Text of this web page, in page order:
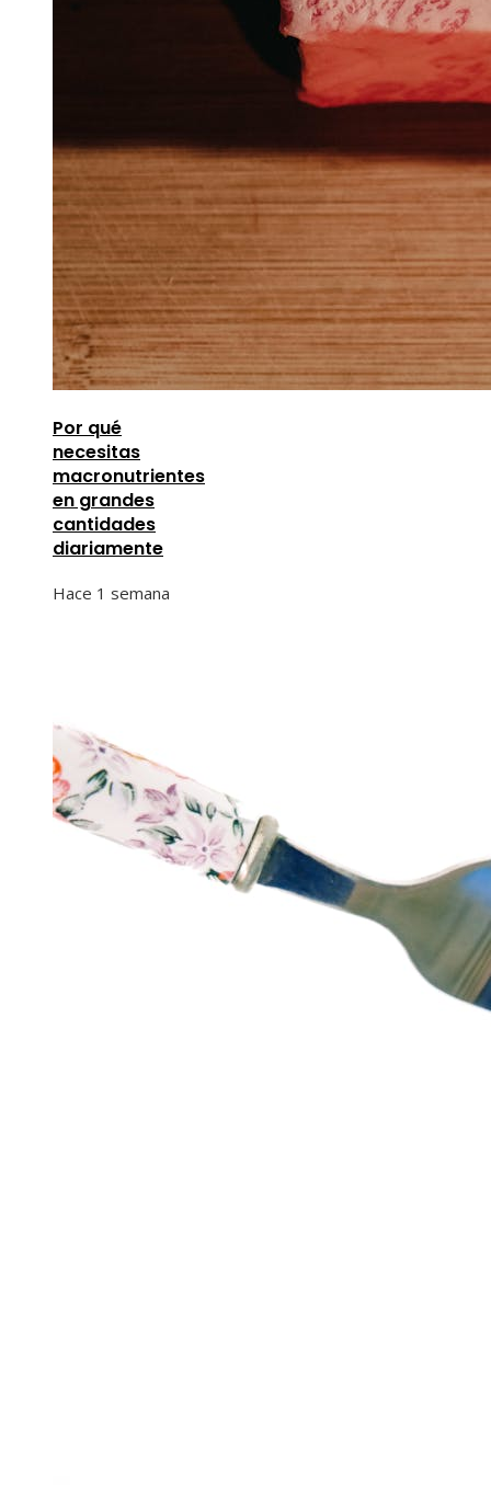
Por qué
necesitas
macronutrientes
en grandes
cantidades
diariamente
Hace 1 semana